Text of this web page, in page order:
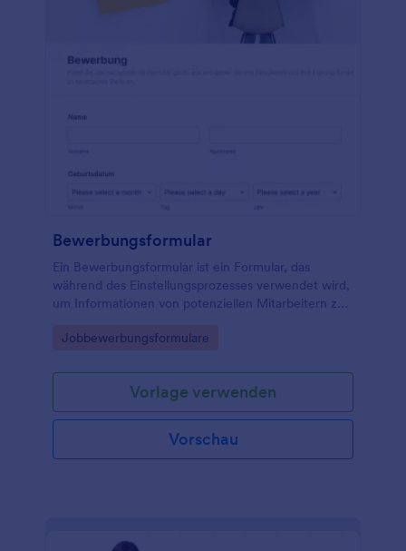
Bewerbungsformular
Ein Bewerbungsformular ist ein Formular, das
während des Einstellungsprozesses verwendet wird,
um Informationen von potenziellen Mitarbeitern zu
neue Führungskraft einstellen, verwenden Sie diese
die benötigten Informationen zu sammeln! Dank des
einfachen Designs können Sie dieses Online-
Bewerbungsformular in Sekundenschnelle einbetten
oder mit einem Link weiterleiten, um loszulegen. Es
ist einfach zu verwenden und sieht auf jedem Gerät
ordnen Sie die Fragen neu an, um die benötigten
Go to Category:
Jobbewerbungsformulare
Vorlage verwenden
Vorschau